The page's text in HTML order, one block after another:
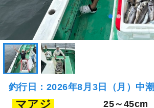
釣行日：2026年8月3日（月）中潮
マアジ 25～45cm